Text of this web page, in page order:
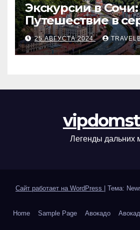
Экскурсии в Сочи:
Путешествие в
Черноморского
25 АВГУСТА 2024
Легенды дальних
Сайт работает на WordPress Тема:
Home Sample Page Авокадо